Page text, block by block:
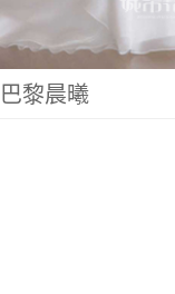
巴黎晨曦